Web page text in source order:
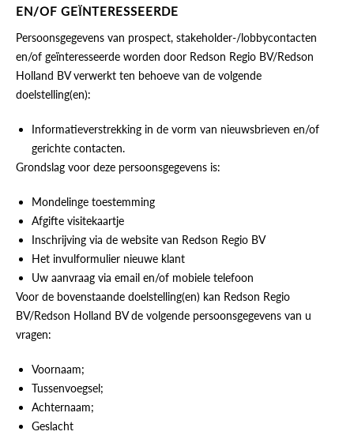
EN/OF GEÏNTERESSEERDE
Persoonsgegevens van prospect, stakeholder-/lobbycontacten
en/of geïnteresseerde worden door Redson Regio BV/Redson
Holland BV verwerkt ten behoeve van de volgende
doelstelling(en):
Informatieverstrekking in de vorm van nieuwsbrieven en/of
gerichte contacten.
Grondslag voor deze persoonsgegevens is:
Mondelinge toestemming
Afgifte visitekaartje
Inschrijving via de website van Redson Regio BV
Het invulformulier nieuwe klant
Uw aanvraag via email en/of mobiele telefoon
Voor de bovenstaande doelstelling(en) kan Redson Regio
BV/Redson Holland BV de volgende persoonsgegevens van u
vragen:
Voornaam;
Tussenvoegsel;
Achternaam;
Geslacht